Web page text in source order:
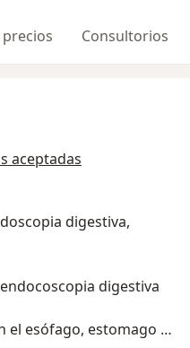
Consultorios
aceptadas
digestiva,
digestiva
el esófago, estomago e